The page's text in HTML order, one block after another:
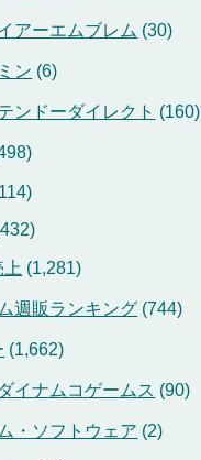
アーエムブレム (30)
ン (6)
ンドーダイレクト (160)
(1,281)
週販ランキング (744)
(1,662)
イナムコゲームス (90)
・ソフトウェア (2)